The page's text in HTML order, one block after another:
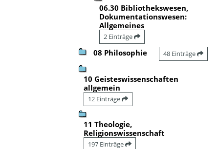
06.30 Bibliothekswesen,
Dokumentationswesen:
Allgemeines
2 Einträge
08 Philosophie 48 Einträge
10 Geisteswissenschaften
allgemein
12 Einträge
11 Theologie,
Religionswissenschaft
197 Einträge